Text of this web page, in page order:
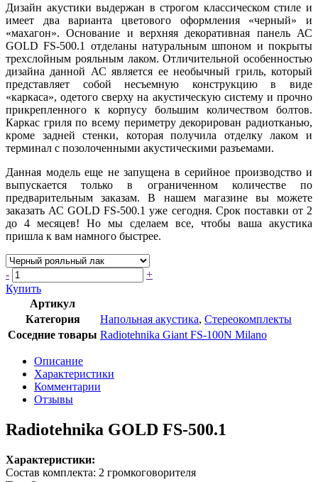
Дизайн акустики выдержан в строгом классическом стиле и
имеет два варианта цветового оформления «черный» и
«махагон». Основание и верхняя декоративная панель АС
GOLD FS-500.1 отделаны натуральным шпоном и покрыты
трехслойным рояльным лаком. Отличительной особенностью
дизайна данной АС является ее необычный гриль, который
представляет собой несъемную конструкцию в виде
«каркаса», одетого сверху на акустическую систему и прочно
прикрепленного к корпусу большим количеством болтов.
Каркас гриля по всему периметру декорирован радиотканью,
кроме задней стенки, которая получила отделку лаком и
терминал с позолоченными акустическими разъемами.
Данная модель еще не запущена в серийное производство и
выпускается только в ограниченном количестве по
предварительным заказам. В нашем магазине вы можете
заказать АС GOLD FS-500.1 уже сегодня. Срок поставки от 2
до 4 месяцев! Но мы сделаем все, чтобы ваша акустика
пришла к вам намного быстрее.
-
+
Купить
Артикул
Категория
Напольная акустика, Стереокомплекты
Соседние товары Radiotehnika Giant FS-100N Milano
Описание
Характеристики
Комментарии
Отзывы
Radiotehnika GOLD FS-500.1
Характеристики:
Состав комплекта: 2 громкоговорителя